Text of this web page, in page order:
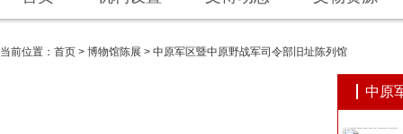
当前位置： 首页 > 博物馆陈展 > 中原军区暨中原野战军司令部旧址陈列馆
中原
原野战军